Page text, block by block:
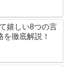
嬉しい8つの言
徹底解説！